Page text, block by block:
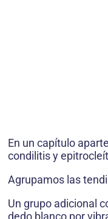
En un capítulo
condilitis y
Agrupamos las
Un grupo adicional
dedo blanco por